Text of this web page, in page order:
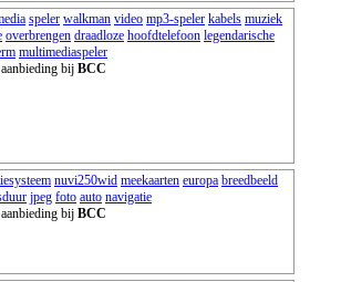
speler walkman video mp3-speler kabels muziek
overbrengen draadloze hoofdtelefoon legendarische
multimediaspeler
bij BCC
nuvi250wid meekaarten europa breedbeeld
jpeg foto auto navigatie
bij BCC